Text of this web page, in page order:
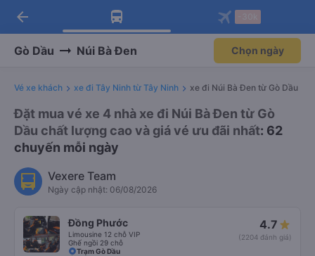
Tải app Vexere ngay!
Nhận ưu đãi thành viên độc
Mở app
Tải app Vexere
-30k/ghế khi đặt vé máy bay qua
Mở app
arrow_back
Gò Dầu Núi Bà Đen Chọn ngày
Vé xe khách xe đi Tây Ninh từ Tây Ninh xe đi Núi Bà Đen từ Gò Dầu
Đặt mua vé xe 4 nhà xe đi Núi Bà Đen từ Gò
Dầu chất lượng cao và giá vé ưu đãi nhất: 62
chuyến mỗi ngày
Vexere Team
Ngày cập nhật: 06/08/2026
Đồng Phước
Limousine 12 chỗ VIP
Ghế ngồi 29 chỗ
4.7
(2204 đánh giá)
Trạm Gò Dầu